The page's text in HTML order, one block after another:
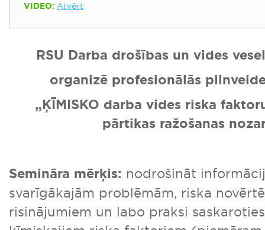
VIDEO: Atvērt
RSU Darba drošības un vides
organizē profesionālās
„ĶĪMISKO darba vides riska
pārtikas ražošanas
Semināra mērķis: nodrošināt
svarīgākajām problēmām, riska
risinājumiem un labo praksi